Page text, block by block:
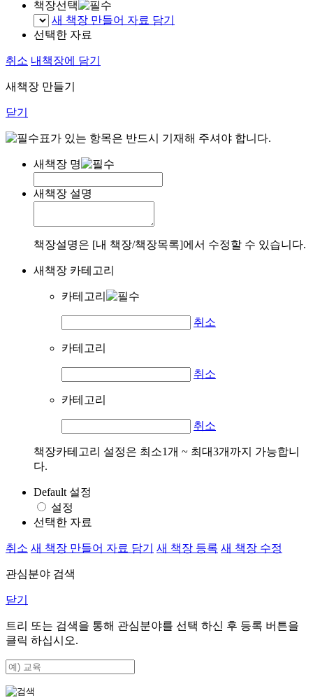
책장선택
새 책장 만들어 자료 담기
선택한 자료
취소 내책장에 담기
새책장 만들기
닫기
표가 있는 항목은 반드시 기재해 주셔야 합니다.
새책장 명
새책장 설명
책장설명은 [내 책장/책장목록]에서 수정할 수 있습니다.
새책장 카테고리
카테고리
취소
카테고리
취소
카테고리
취소
책장카테고리 설정은 최소1개 ~ 최대3개까지 가능합니
다.
Default 설정
설정
선택한 자료
취소 새 책장 만들어 자료 담기 새 책장 등록 새 책장 수정
관심분야 검색
닫기
트리 또는 검색을 통해 관심분야를 선택 하신 후 등록 버튼을
클릭 하십시오.